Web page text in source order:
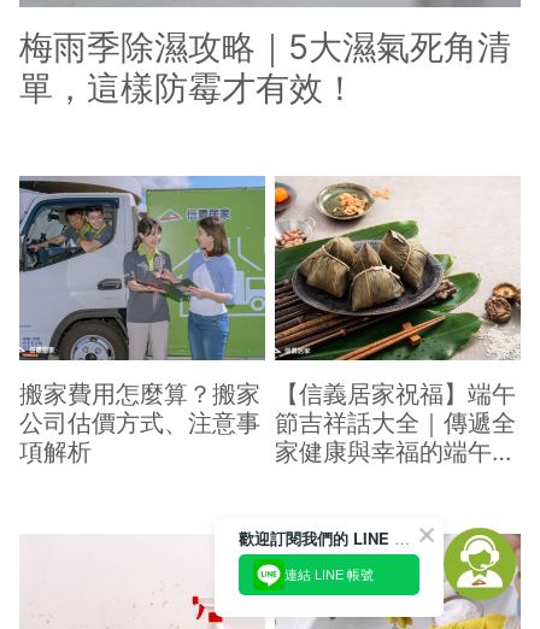
梅雨季除濕攻略｜5大濕氣死角清
單，這樣防霉才有效！
搬家費用怎麼算？搬家
公司估價方式、注意事
項解析
【信義居家祝福】端午
節吉祥話大全｜傳遞全
家健康與幸福的端午祝
歡迎訂閱我們的 LINE 官方帳號
連結 LINE 帳號